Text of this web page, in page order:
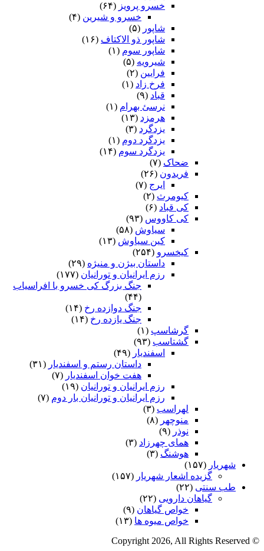
خسرو پرویز (۶۴)
خسرو و شیرین (۴)
شاپور (۵)
شاپور ذو الاکتاف (۱۶)
شاپور سوم‏ (۱)
شیرویه (۵)
فرایین (۲)
فرخ زاد (۱)
قباد (۹)
نرسئ بهرام‏ (۱)
هرمزد (۱۳)
یزدگرد (۳)
یزدگرد دوم (۱)
یزدگرد سوم (۱۴)
ضحاک (۷)
فریدون (۲۶)
ایرج (۷)
کیومرث (۲)
کی قباد (۶)
کی کاووس (۹۳)
سیاوش (۵۸)
کین سیاوش (۱۳)
کیخسرو (۲۵۴)
داستان بیژن و منیژه (۲۹)
رزم ایرانیان و تورانیان (۱۷۷)
جنگ بزرگ کی خسرو با افراسیاب
(۴۴)
جنگ دوازده رخ (۱۴)
جنگ یازده رخ (۱۴)
گرشاسپ (۱)
گشتاسب (۹۳)
اسفندیار (۴۹)
داستان رستم و اسفندیار (۳۱)
هفت خوان اسفندیار (۷)
رزم ایرانیان و تورانیان (۱۹)
رزم ایرانیان و تورانیان بار دوم (۷)
لهراسب (۳)
منوچهر (۸)
نوذر (۹)
هماى چهرزاد (۳)
هوشنگ (۳)
شهریار (۱۵۷)
گزیده اشعار شهریار (۱۵۷)
طب سنتی (۲۲)
گیاهان دارویی (۲۲)
خواص گیاهان (۹)
خواص میوه ها (۱۳)
© Copyright 2026, All Rights Reserved